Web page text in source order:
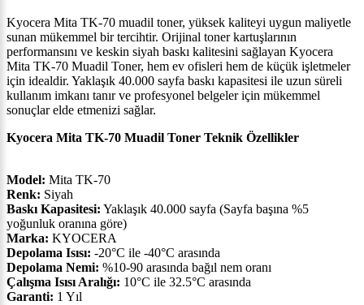
Kyocera Mita TK-70 muadil toner, yüksek kaliteyi uygun maliyetle
sunan mükemmel bir tercihtir. Orijinal toner kartuşlarının
performansını ve keskin siyah baskı kalitesini sağlayan Kyocera
Mita TK-70 Muadil Toner, hem ev ofisleri hem de küçük işletmeler
için idealdir. Yaklaşık 40.000 sayfa baskı kapasitesi ile uzun süreli
kullanım imkanı tanır ve profesyonel belgeler için mükemmel
sonuçlar elde etmenizi sağlar.
Kyocera Mita TK-70 Muadil Toner Teknik Özellikler
Model: Mita TK-70
Renk: Siyah
Baskı Kapasitesi: Yaklaşık 40.000 sayfa (Sayfa başına %5
yoğunluk oranına göre)
Marka: KYOCERA
Depolama Isısı: -20°C ile -40°C arasında
Depolama Nemi: %10-90 arasında bağıl nem oranı
Çalışma Isısı Aralığı: 10°C ile 32.5°C arasında
Garanti: 1 Yıl